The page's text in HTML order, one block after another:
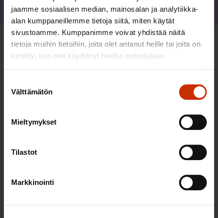
jaamme sosiaalisen median, mainosalan ja analytiikka-
alan kumppaneillemme tietoja siitä, miten käytät
sivustoamme. Kumppanimme voivat yhdistää näitä
tietoja muihin tietoihin, joita olet antanut heille tai joita on
kerätty, kun olet käyttänyt heidän palvelujaan.
valinta
Välttämätön
Mieltymykset
Tilastot
Markkinointi
Jaa
Sinua saattaa myös kiinnostaa